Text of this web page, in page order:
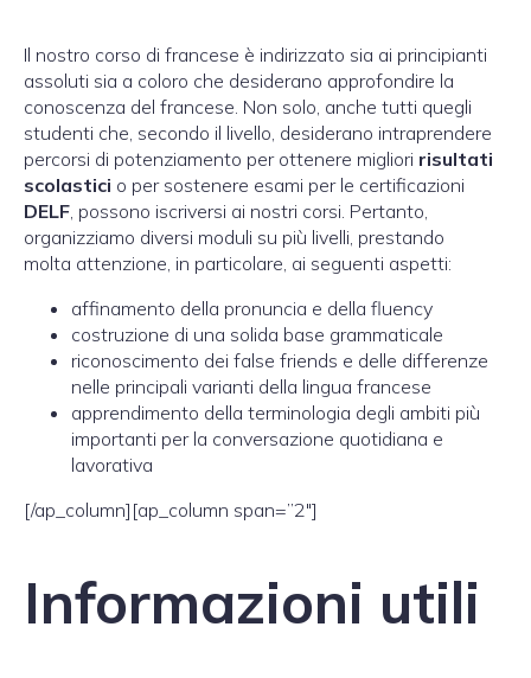
Il nostro corso di francese è indirizzato sia ai principianti
assoluti sia a coloro che desiderano approfondire la
conoscenza del francese. Non solo, anche tutti quegli
studenti che, secondo il livello, desiderano intraprendere
percorsi di potenziamento per ottenere migliori risultati
scolastici o per sostenere esami per le certificazioni
DELF, possono iscriversi ai nostri corsi. Pertanto,
organizziamo diversi moduli su più livelli, prestando
molta attenzione, in particolare, ai seguenti aspetti:
affinamento della pronuncia e della fluency
costruzione di una solida base grammaticale
riconoscimento dei false friends e delle differenze
nelle principali varianti della lingua francese
apprendimento della terminologia degli ambiti più
importanti per la conversazione quotidiana e
lavorativa
[/ap_column][ap_column span=”2″]
Informazioni utili